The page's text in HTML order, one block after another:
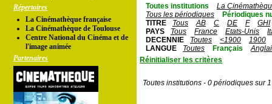
Répertoires
La Cinémathèque française
La Cinémathèque de Toulouse
Centre National du Cinéma et de
l'image animée
Partenaires
Toutes institutions
La
Tous les périodiques
Périodiques
TITRE
Tous AB C DE F
GHI
PAYS
Tous France Etats-Unis
DECENNIE
Toutes <1900
1900
LANGUE
Toutes Français
Réinitialiser les critères
Toutes institutions - 0 périodiques sur